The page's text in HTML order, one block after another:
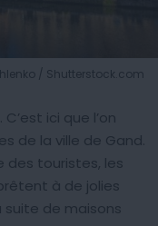
/ Shutterstock.com
ici que l’on
de la ville de Gand.
des touristes, les
à de jolies
suite de maisons